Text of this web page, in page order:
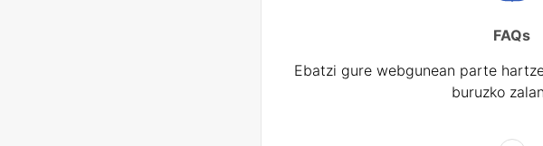
FAQs
Ebatzi gure webgunean parte
buruzko